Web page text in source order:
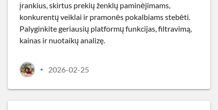
įrankius, skirtus prekių ženklų paminėjimams,
konkurentų veiklai ir pramonės pokalbiams stebėti.
Palyginkite geriausių platformų funkcijas, filtravimą,
kainas ir nuotaikų analizę.
• 2026-02-25